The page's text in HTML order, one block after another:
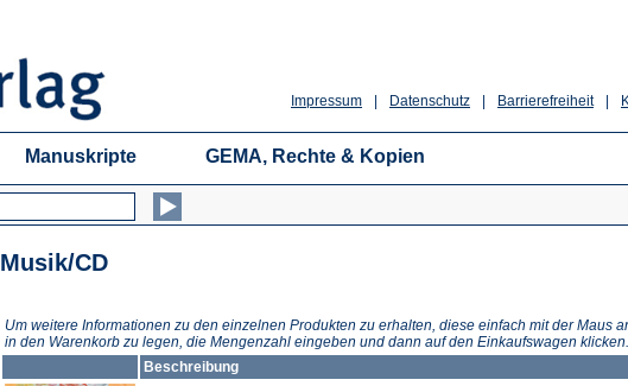
Barrierefreiheit
Datenschutz
Impressum
Manuskripte GEMA, Rechte & Kopien
Musik/CD
Um weitere Informationen zu den einzelnen Produkten zu erhalten, diese einfach mit der Maus
in den Warenkorb zu legen, die Mengenzahl eingeben und dann auf den Einkaufswagen klicken.
Beschreibung